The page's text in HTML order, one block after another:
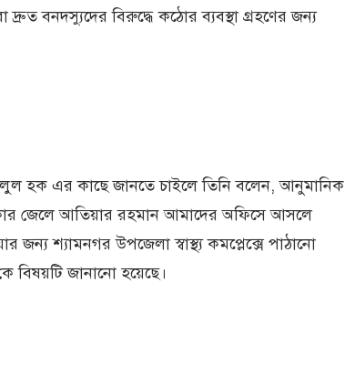
বনদস্যুদের বিরুদ্ধে কঠোর ব্যবস্থা গ্রহণের জন্য
হক এর কাছে জানতে চাইলে তিনি বলেন, আনুমানিক
জেলে আতিয়ার রহমান আমাদের অফিসে আসলে
শ্যামনগর উপজেলা স্বাস্থ্য কমপ্লেক্সে পাঠানো
বিষয়টি জানানো হয়েছে।